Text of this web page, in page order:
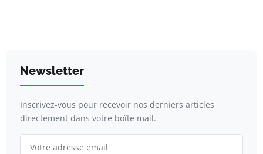
Newsletter
Inscrivez-vous pour recevoir nos derniers articles
directement dans votre boîte mail.